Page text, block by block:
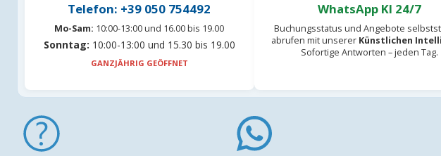
Telefon: +39 050 754492
Mo-Sam: 10:00-13:00 und 16.00 bis 19.00
Sonntag: 10:00-13:00 und 15.30 bis 19.00
GANZJÄHRIG GEÖFFNET
WhatsApp KI 24/7
Buchungsstatus und Angebote
abrufen mit unserer Künstlichen
Sofortige Antworten – jeden Tag.